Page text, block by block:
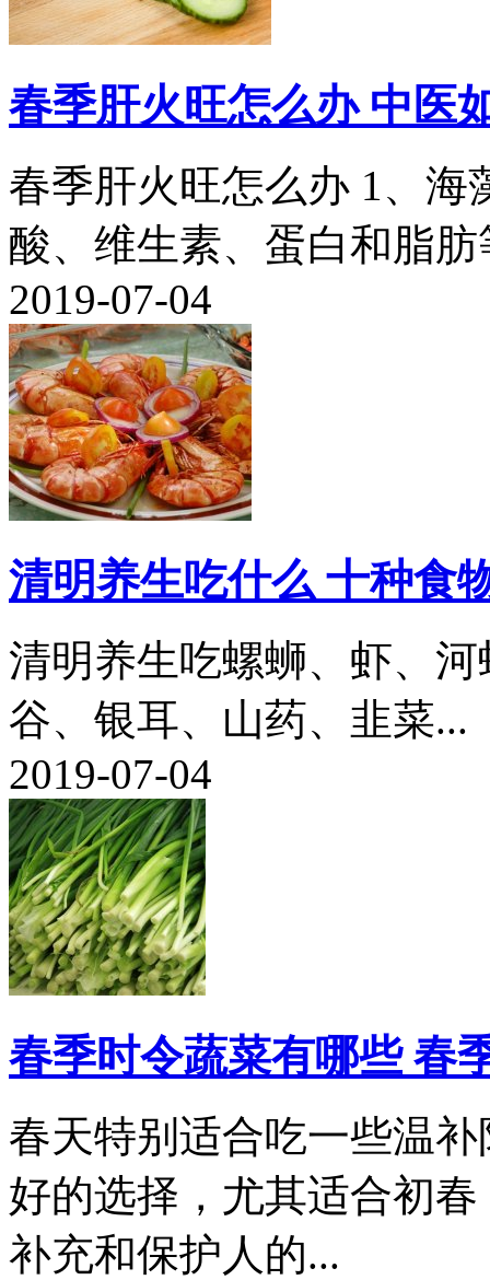
春季肝火旺怎么办 中医
春季肝火旺怎么办 1、海
酸、维生素、蛋白和脂肪
2019-07-04
清明养生吃什么 十种食
清明养生吃螺蛳、虾、
谷、银耳、山药、韭菜...
2019-07-04
春季时令蔬菜有哪些 春
春天特别适合吃一些温
好的选择，尤其适合初
补充和保护人的...